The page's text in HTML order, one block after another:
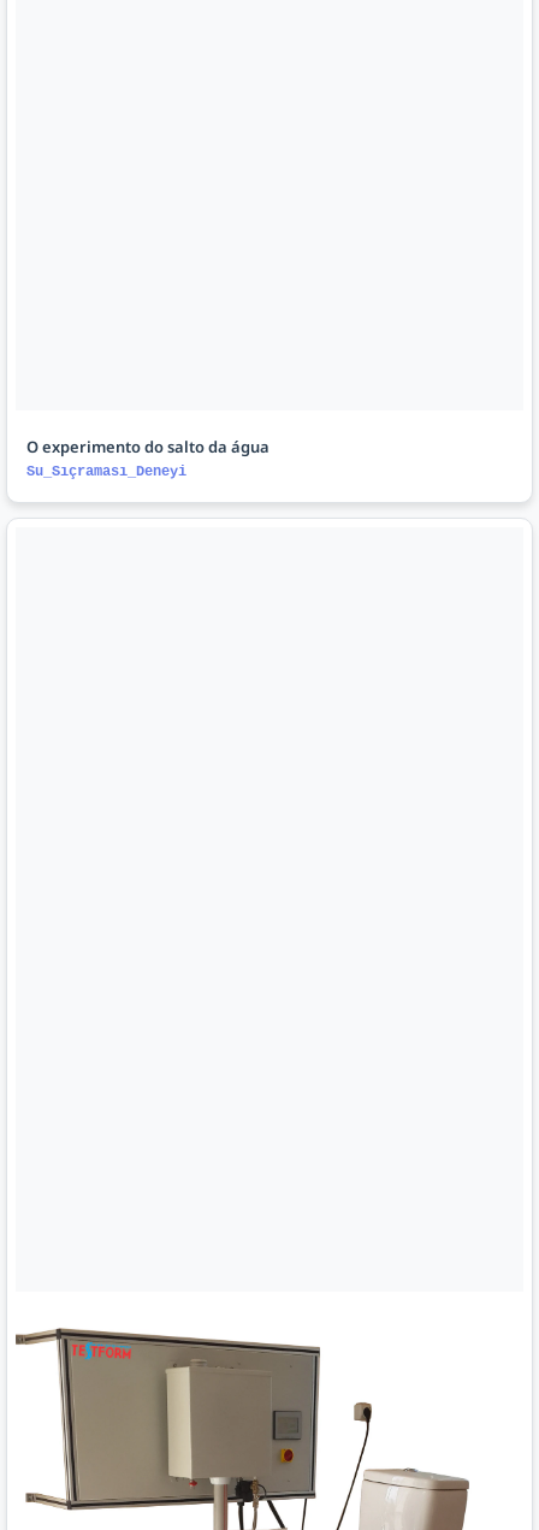
O experimento do salto da água
Su_Sıçraması_Deneyi